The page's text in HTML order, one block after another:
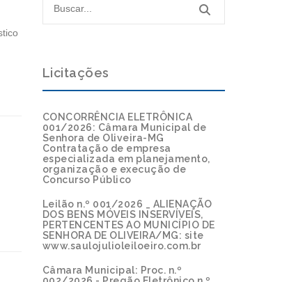
Licitações
CONCORRÊNCIA ELETRÔNICA
001/2026: Câmara Municipal de
Senhora de Oliveira-MG
Contratação de empresa
especializada em planejamento,
organização e execução de
Concurso Público
Leilão n.º 001/2026 _ ALIENAÇÃO
DOS BENS MÓVEIS INSERVÍVEIS,
PERTENCENTES AO MUNICÍPIO DE
SENHORA DE OLIVEIRA/MG: site
www.saulojulioleiloeiro.com.br
Câmara Municipal: Proc. n.º